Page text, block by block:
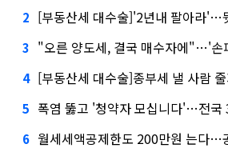
2 [부동산세 대수술]'2년내 팔아라'…
3 "오른 양도세, 결국 매수자에"…'손
4 [부동산세 대수술]종부세 낼 사람
5 폭염 뚫고 '청약자 모십니다'…전국
6 월세세액공제한도 200만원 는다…